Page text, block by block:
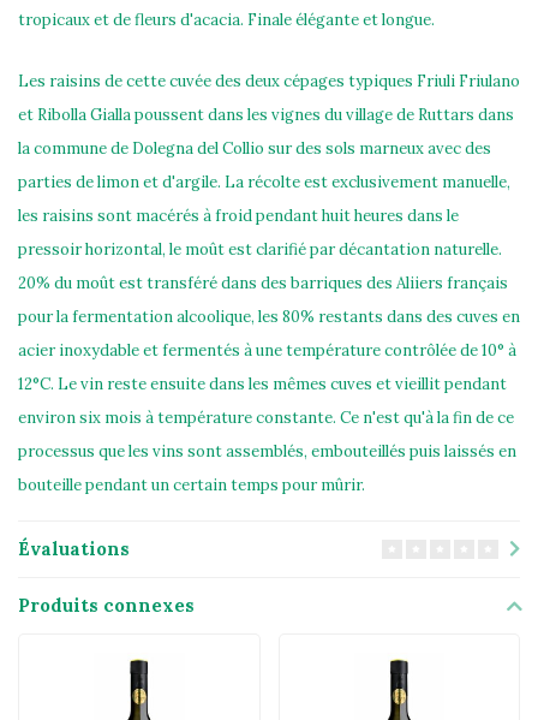
tropicaux et de fleurs d'acacia. Finale élégante et longue.
Les raisins de cette cuvée des deux cépages typiques Friuli Friulano
et Ribolla Gialla poussent dans les vignes du village de Ruttars dans
la commune de Dolegna del Collio sur des sols marneux avec des
parties de limon et d'argile. La récolte est exclusivement manuelle,
les raisins sont macérés à froid pendant huit heures dans le
pressoir horizontal, le moût est clarifié par décantation naturelle.
20% du moût est transféré dans des barriques des Aliiers français
pour la fermentation alcoolique, les 80% restants dans des cuves en
acier inoxydable et fermentés à une température contrôlée de 10° à
12°C. Le vin reste ensuite dans les mêmes cuves et vieillit pendant
environ six mois à température constante. Ce n'est qu'à la fin de ce
processus que les vins sont assemblés, embouteillés puis laissés en
bouteille pendant un certain temps pour mûrir.
Évaluations
Produits connexes